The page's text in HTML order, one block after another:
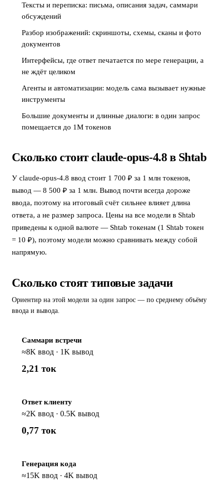
Тексты и переписка: письма, описания задач, саммари
обсуждений
Разбор изображений: скриншоты, схемы, сканы и фото
документов
Интерфейсы, где ответ печатается по мере генерации, а
не ждёт целиком
Агенты и автоматизации: модель сама вызывает нужные
инструменты
Большие документы и длинные диалоги: в один запрос
помещается до 1M токенов
Сколько стоит claude-opus-4.8 в Shtab
У claude-opus-4.8 ввод стоит 1 700 ₽ за 1 млн токенов,
вывод — 8 500 ₽ за 1 млн. Вывод почти всегда дороже
ввода, поэтому на итоговый счёт сильнее влияет длина
ответа, а не размер запроса. Цены на все модели в Shtab
приведены к одной валюте — Shtab токенам (1 Shtab токен
= 10 ₽), поэтому модели можно сравнивать между собой
напрямую.
Сколько стоят типовые задачи
Ориентир на этой модели за один запрос — по среднему объёму
ввода и вывода.
Саммари встречи
≈8K ввод · 1K вывод
2,21 ток
Ответ клиенту
≈2K ввод · 0.5K вывод
0,77 ток
Генерация кода
≈15K ввод · 4K вывод